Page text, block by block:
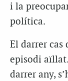
i la
política.
El darrer
episodi
darrer any,